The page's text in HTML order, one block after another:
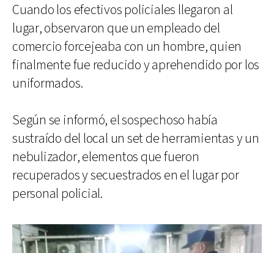
Cuando los efectivos policiales llegaron al
lugar, observaron que un empleado del
comercio forcejeaba con un hombre, quien
finalmente fue reducido y aprehendido por los
uniformados.
Según se informó, el sospechoso había
sustraído del local un set de herramientas y un
nebulizador, elementos que fueron
recuperados y secuestrados en el lugar por
personal policial.